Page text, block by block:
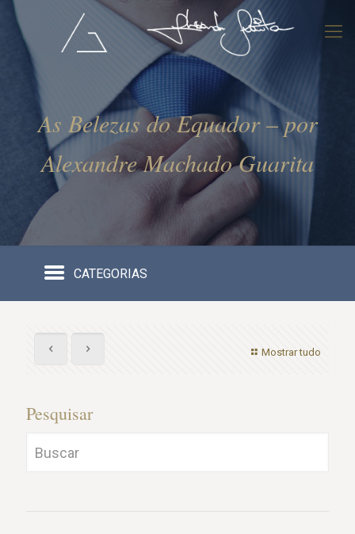
As Belezas do Equador – por
Alexandre Machado Guarita
CATEGORIAS
Mostrar tudo
Pesquisar